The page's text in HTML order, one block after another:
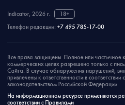
Indicator, 2026 г.
18+
Телефон редакции: +7 495 785-17-00
Все права защищены. Полное или частичное
коммерческих целях разрешено только с
Сайта. В случае обнаружения нарушений,
привлечены к ответственности в
законодательством Российской Федерации.
На информационном ресурсе применяются
соответствии с Правилами